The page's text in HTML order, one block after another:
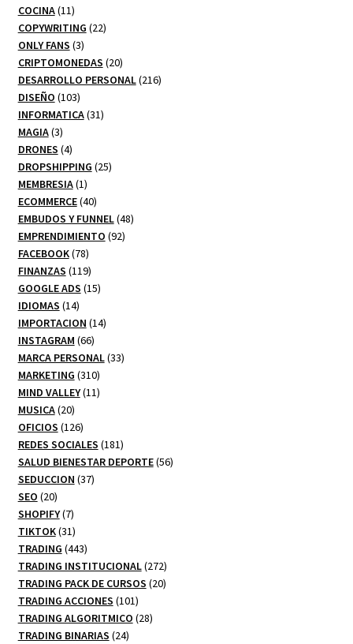
COCINA 1111
productos
COPYWRITING 2222
ONLY FANS 33
productos
CRIPTOMONEDAS 2020
productos
DESARROLLO PERSONAL 216216
DISEÑO 103103
productos
INFORMATICA 3131
MAGIA 33
productos
DRONES 44
productos
DROPSHIPPING 2525
MEMBRESIA 11
producto
ECOMMERCE 4040
productos
EMBUDOS Y FUNNEL 4848
EMPRENDIMIENTO 9292
FACEBOOK 7878
productos
FINANZAS 119119
productos
GOOGLE ADS 1515
IDIOMAS 1414
productos
IMPORTACION 1414
INSTAGRAM 6666
productos
MARCA PERSONAL 3333
MARKETING 310310
productos
MIND VALLEY 1111
MUSICA 2020
productos
OFICIOS 126126
productos
REDES SOCIALES 181181
productos
SALUD BIENESTAR DEPORTE 5656
SEDUCCION 3737
SEO 2020
productos
SHOPIFY 77
productos
TIKTOK 3131
productos
TRADING 443443
productos
TRADING INSTITUCIONAL 272272
productos
TRADING PACK DE CURSOS 2020
TRADING ACCIONES 101101
productos
TRADING ALGORITMICO 2828
TRADING BINARIAS 2424